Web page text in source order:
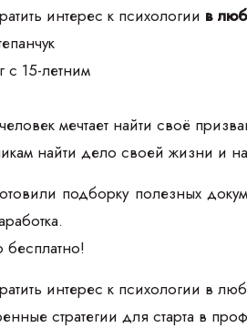
интерес к психологии в
с 15-летним
мечтает найти своё
найти дело своей жизни и
подборку полезных
интерес к психологии в
стратегии для старта в